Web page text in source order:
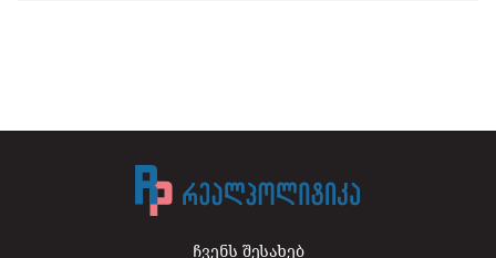
ჩვენს შესახებ